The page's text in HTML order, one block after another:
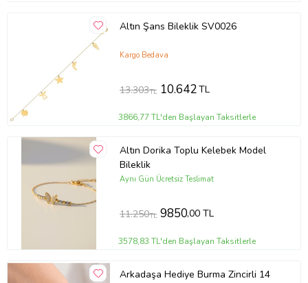
Altın Şans Bileklik SV0026
Kargo Bedava
13.303TL 10.642TL
3866,77 TL'den Başlayan Taksitlerle
Altın Dorika Toplu Kelebek Model
Bileklik
Aynı Gün Ücretsiz Teslimat
11.250TL 9850,00 TL
3578,83 TL'den Başlayan Taksitlerle
Arkadaşa Hediye Burma Zincirli 14